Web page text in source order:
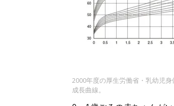
2000年度の厚生労働省・乳幼児
成長曲線。